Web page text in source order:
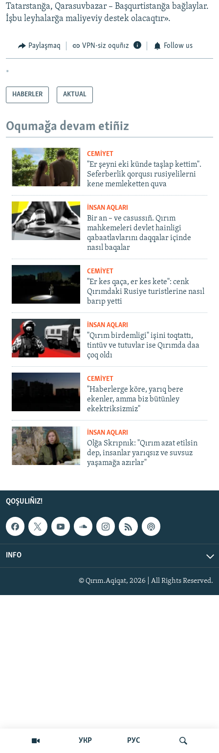
УКР РУС
Tatarstanğa, Qarasuvbazar – Başqurtistanğa bağlaylar.
İşbu leyhalarğa maliyeviy destek olacaqtır».
Paylaşmaq VPN-siz oquñız Follow us
*
HABERLER AKTUAL
Oqumağa devam etiñiz
CEMİYET
"Er şeyni eki künde taşlap kettim".
Seferberlik qorqusı rusiyelilerni
kene memleketten quva
İNSAN AQLARI
Bir an – ve casussıñ. Qırım
mahkemeleri devlet hainligi
qabaatlavlarını daqqalar içinde
nasıl baqalar
CEMİYET
"Er kes qaça, er kes kete": cenk
Qırımdaki Rusiye turistlerine nasıl
barıp yetti
İNSAN AQLARI
"Qırım birdemligi" işini toqtattı,
tintüv ve tutuvlar ise Qırımda daa
çoq oldı
CEMİYET
"Haberlerge köre, yarıq bere
ekenler, amma biz bütünley
ekektriksizmiz"
İNSAN AQLARI
Olğa Skrıpnık: "Qırım azat etilsin
dep, insanlar yarıqsız ve suvsuz
yaşamağa azırlar"
QOŞULIÑIZ!
INFO
© Qırım.Aqiqat, 2026 | All Rights Reserved.